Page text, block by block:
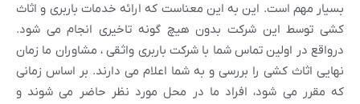
بسیار مهم است. این به این معناست که ارائه خدمات باربری و اثاث
کشی توسط این شرکت بدون هیچ گونه تاخیری انجام می شود.
درواقع در اولین تماس شما با شرکت باربری واثقی ، مشاوران ما زمان
نهایی اثاث کشی را بررسی و به شما اعلام می دارند. بر اساس زمانی
که مقرر می شود، افراد ما در محل مورد نظر حاضر می شوند و